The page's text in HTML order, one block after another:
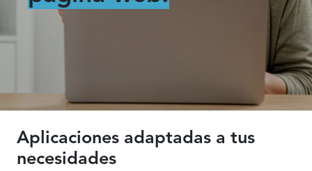
Aplicaciones adaptadas a tus
necesidades